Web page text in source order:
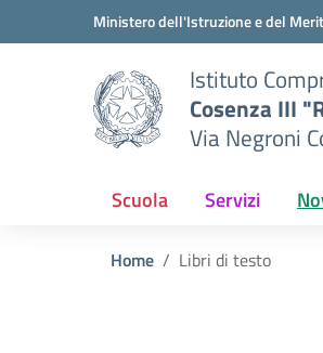
Vai ai contenuti
Vai al menu di navigazioneMinistero dell'Istruzione e del
Istituto
Cosenza III
Via Negroni
Scuola Servizi
Home Libri di testo